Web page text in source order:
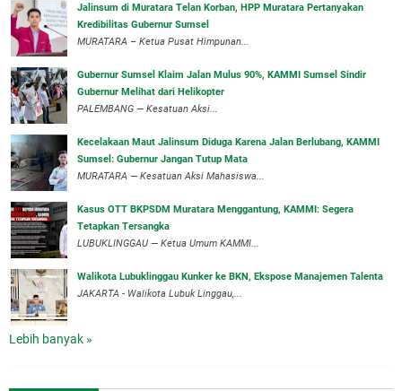
‎Jalinsum di Muratara Telan Korban, HPP Muratara Pertanyakan
Kredibilitas Gubernur Sumsel
MURATARA – Ketua Pusat Himpunan...
‎Gubernur Sumsel Klaim Jalan Mulus 90%, KAMMI Sumsel Sindir
Gubernur Melihat dari Helikopter
‎PALEMBANG — Kesatuan Aksi...
‎Kecelakaan Maut Jalinsum Diduga Karena Jalan Berlubang, KAMMI
Sumsel: Gubernur Jangan Tutup Mata
‎MURATARA — Kesatuan Aksi Mahasiswa...
‎Kasus OTT BKPSDM Muratara Menggantung, KAMMI: Segera
Tetapkan Tersangka
‎LUBUKLINGGAU — Ketua Umum KAMMI...
Walikota Lubuklinggau Kunker ke BKN, Ekspose Manajemen Talenta
JAKARTA - Walikota Lubuk Linggau,...
Lebih banyak »